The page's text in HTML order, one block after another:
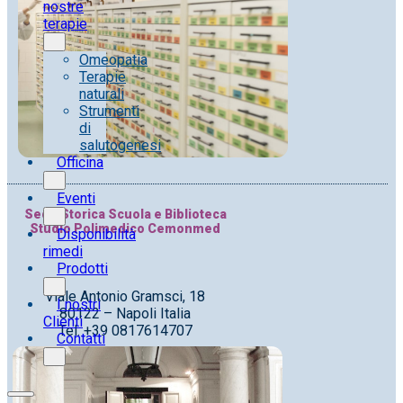
nostre
terapie
Omeopatia
Terapie
naturali
Strumenti
di
salutogenesi
Officina
Eventi
Disponibilità
rimedi
Prodotti
I nostri
Clienti
Contatti
Sede Storica Scuola e Biblioteca
Studio Polimedico Cemonmed
Viale Antonio Gramsci, 18
80122 – Napoli Italia
Tel. +39 0817614707